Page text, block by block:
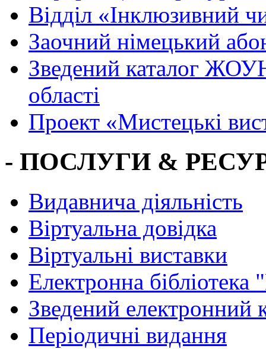
Вiддiл «Інклюзивний
Заочний німецький
Зведений каталог
області
Проект «Мистецькі
- ПОСЛУГИ &
Видавнича діяльність
Віртуальна довідка
Віртуальні виставки
Електронна
Зведений електронний
Періодичні видання